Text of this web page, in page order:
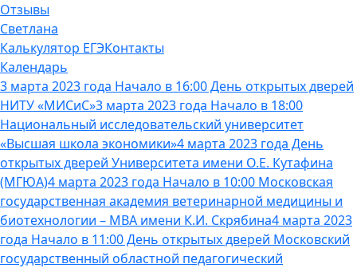
Отзывы
Светлана
Калькулятор ЕГЭКонтакты
Календарь
3 марта 2023 года Начало в 16:00 День открытых дверей
НИТУ «МИСиС»3 марта 2023 года Начало в 18:00
Национальный исследовательский университет
«Высшая школа экономики»4 марта 2023 года День
открытых дверей Университета имени О.Е. Кутафина
(МГЮА)4 марта 2023 года Начало в 10:00 Московская
государственная академия ветеринарной медицины и
биотехнологии – МВА имени К.И. Скрябина4 марта 2023
года Начало в 11:00 День открытых дверей Московский
государственный областной педагогический